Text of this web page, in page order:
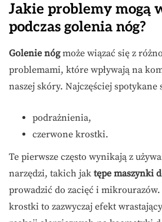
Jakie problemy mogą
podczas golenia nóg?
Golenie nógmoże wiązać się z
problemami, które wpływają na
naszej skóry. Najczęściej spotykane
podrażnienia,
czerwone krostki.
Te pierwsze często wynikają z
narzędzi, takich jak tępe maszynki
prowadzić do zacięć i
krostki to zazwyczaj efekt